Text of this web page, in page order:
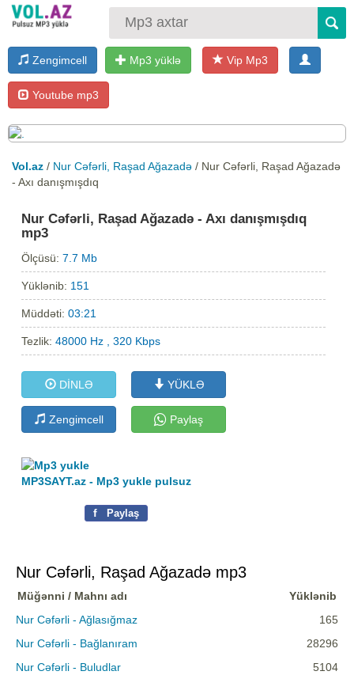
Zengimcell Mp3 yüklə Vip Mp3
Youtube mp3
Vol.az / Nur Cəfərli, Raşad Ağazadə / Nur Cəfərli, Raşad Ağazadə
- Axı danışmışdıq
Nur Cəfərli, Raşad Ağazadə - Axı danışmışdıq
mp3
Ölçüsü:7.7 Mb
Yüklənib: 151
Müddəti:03:21
Tezlik:48000 Hz , 320 Kbps
DİNLƏ YÜKLƏ
Zengimcell Paylaş
MP3SAYT.az - Mp3 yukle pulsuz
f Paylaş
Nur Cəfərli, Raşad Ağazadə mp3
Müğənni / Mahnı adı
Yüklənib
Nur Cəfərli - Ağlasığmaz
165
Nur Cəfərli - Bağlanıram
28296
Nur Cəfərli - Buludlar
5104